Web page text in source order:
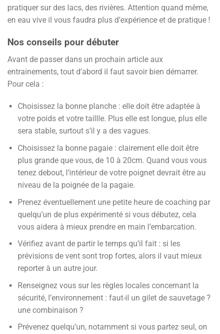
pratiquer sur des lacs, des rivières. Attention quand même,
en eau vive il vous faudra plus d’expérience et de pratique !
Nos conseils pour débuter
Avant de passer dans un prochain article aux
entrainements, tout d’abord il faut savoir bien démarrer.
Pour cela :
Choisissez la bonne planche : elle doit être adaptée à
votre poids et votre taillle. Plus elle est longue, plus elle
sera stable, surtout s’il y a des vagues.
Choisissez la bonne pagaie : clairement elle doit être
plus grande que vous, de 10 à 20cm. Quand vous vous
tenez debout, l’intérieur de votre poignet devrait être au
niveau de la poignée de la pagaie.
Prenez éventuellement une petite heure de coaching par
quelqu’un de plus expérimenté si vous débutez, cela
vous aidera à mieux prendre en main l’embarcation.
Vérifiez avant de partir le temps qu’il fait : si les
prévisions de vent sont trop fortes, alors il vaut mieux
reporter à un autre jour.
Renseignez vous sur les règles locales concernant la
sécurité, l’environnement : faut-il un gilet de sauvetage ?
une combinaison ?
Prévenez quelqu’un, notamment si vous partez seul, on